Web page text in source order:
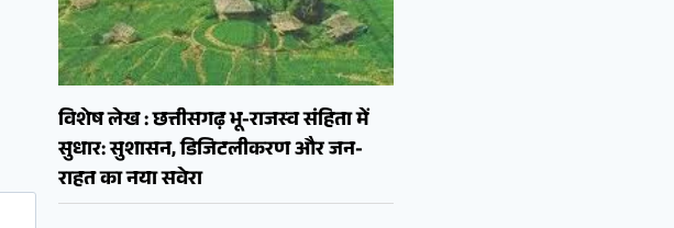
विशेष लेख : छत्तीसगढ़ भू-राजस्व संहिता में
सुधार: सुशासन, डिजिटलीकरण और जन-
राहत का नया सवेरा